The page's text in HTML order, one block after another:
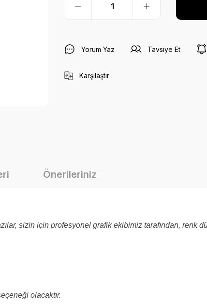
Yorum Yaz Tavsiye Et
Karşılaştır
Önerileriniz
sizin için profesyonel grafik ekibimiz tarafından, renk
olacaktır.